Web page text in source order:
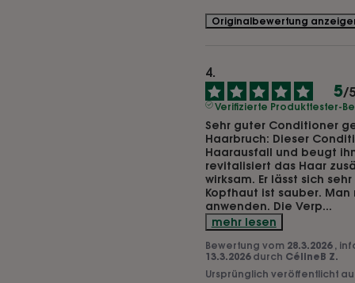
Originalbewertung
5/5
Verifizierte Produkttester-
Sehr guter Conditioner
Haarbruch: Dieser
Haarausfall und beugt
revitalisiert das Haar
wirksam. Er lässt sich
Kopfhaut ist sauber.
anwenden. Die Verp...
mehr lesen
Bewertung vom 28.3.2026 ,
13.3.2026 durch CélineB Z.
Ursprünglich veröffentlicht